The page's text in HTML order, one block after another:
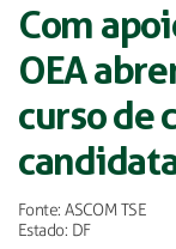
Com
OEA
curso de
Fonte: ASCOM TSE
Estado: DF